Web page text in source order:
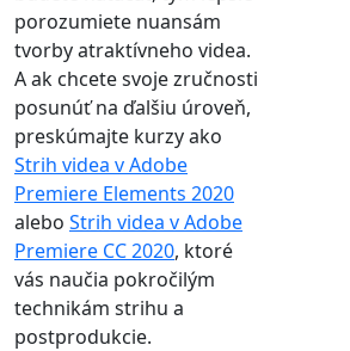
porozumiete nuansám
tvorby atraktívneho videa.
A ak chcete svoje zručnosti
posunúť na ďalšiu úroveň,
preskúmajte kurzy ako
Strih videa v Adobe
Premiere Elements 2020
alebo Strih videa v Adobe
Premiere CC 2020, ktoré
vás naučia pokročilým
technikám strihu a
postprodukcie.